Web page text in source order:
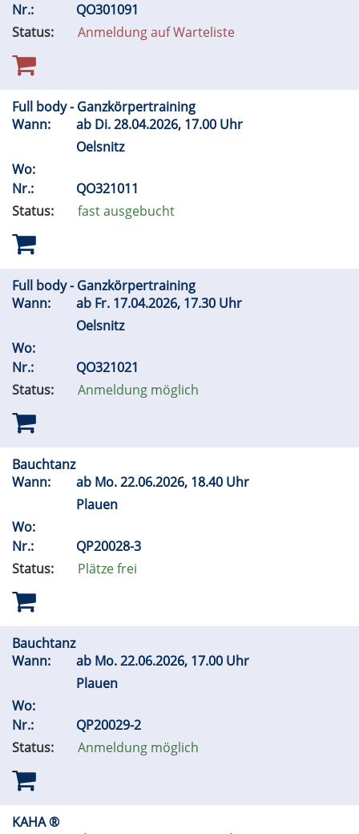
Nr.:
QO301091
Status:
Anmeldung auf Warteliste
Full body - Ganzkörpertraining
Wann:
ab Di.28.04.2026, 17.00 Uhr
Oelsnitz
Wo:
Nr.:
QO321011
Status:
fast ausgebucht
Full body - Ganzkörpertraining
Wann:
ab Fr. 17.04.2026, 17.30 Uhr
Oelsnitz
Wo:
Nr.:
QO321021
Status:
Anmeldung möglich
Bauchtanz
Wann:
ab Mo.22.06.2026, 18.40 Uhr
Plauen
Wo:
Nr.:
QP20028-3
Status:
Plätze frei
Bauchtanz
Wann:
ab Mo.22.06.2026, 17.00 Uhr
Plauen
Wo:
Nr.:
QP20029-2
Status:
Anmeldung möglich
KAHA ®